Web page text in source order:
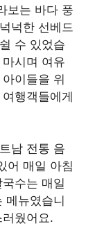
보는 바다 풍
넉한 선베드
수 있었습
시며 여유
이들을 위
행객들에게
남 전통 음
어 매일 아침
수는 매일
메뉴였습니
웠어요.